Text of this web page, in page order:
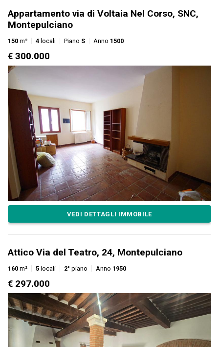
Appartamento via di Voltaia Nel Corso, SNC,
Montepulciano
150 m² 4 locali Piano S Anno 1500
€ 300.000
VEDI DETTAGLI IMMOBILE
Attico Via del Teatro, 24, Montepulciano
160 m² 5 locali 2° piano Anno 1950
€ 297.000